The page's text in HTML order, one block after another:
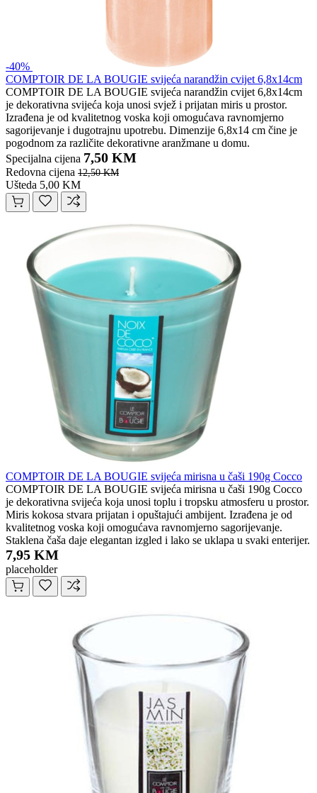
-40%
COMPTOIR DE LA BOUGIE svijeća narandžin cvijet 6,8x14cm
COMPTOIR DE LA BOUGIE svijeća narandžin cvijet 6,8x14cm
je dekorativna svijeća koja unosi svjež i prijatan miris u prostor.
Izrađena je od kvalitetnog voska koji omogućava ravnomjerno
sagorijevanje i dugotrajnu upotrebu. Dimenzije 6,8x14 cm čine je
pogodnom za različite dekorativne aranžmane u domu.
Specijalna cijena 7,50 KM
Redovna cijena 12,50 KM
Ušteda 5,00 KM
COMPTOIR DE LA BOUGIE svijeća mirisna u čaši 190g Cocco
COMPTOIR DE LA BOUGIE svijeća mirisna u čaši 190g Cocco
je dekorativna svijeća koja unosi toplu i tropsku atmosferu u prostor.
Miris kokosa stvara prijatan i opuštajući ambijent. Izrađena je od
kvalitetnog voska koji omogućava ravnomjerno sagorijevanje.
Staklena čaša daje elegantan izgled i lako se uklapa u svaki enterijer.
7,95 KM
placeholder